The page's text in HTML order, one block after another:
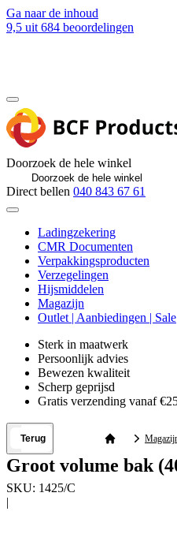
Ga naar de inhoud
9,5 uit 684 beoordelingen
Doorzoek de hele winkel
Direct bellen 040 843 67 61
Ladingzekering
CMR Documenten
Verpakkingsproducten
Verzegelingen
Hijsmiddelen
Magazijn
Outlet | Aanbiedingen | Sale
Sterk in maatwerk
Persoonlijk advies
Bewezen kwaliteit
Scherp geprijsd
Gratis verzending vanaf
Terug
Groot volume bak
SKU: 1425/C
|